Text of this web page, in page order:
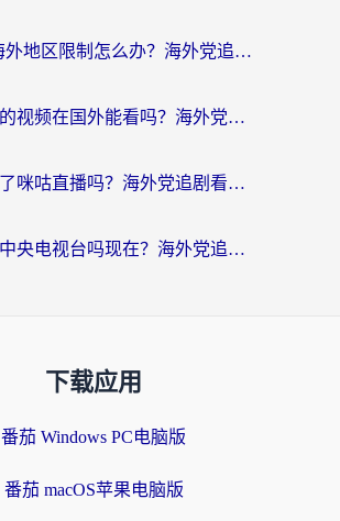
芒果TV海外地区限制怎么办？海外党追剧看片的实用加速器选择指南
腾讯缓存的视频在国外能看吗？海外党追剧看片的终极解决方案
国外看不了咪咕直播吗？海外党追剧看片的加速器选择指南
国外能看中央电视台吗现在？海外党追剧看央视的实用指南
下载应用
番茄 Windows PC电脑版
番茄 macOS苹果电脑版